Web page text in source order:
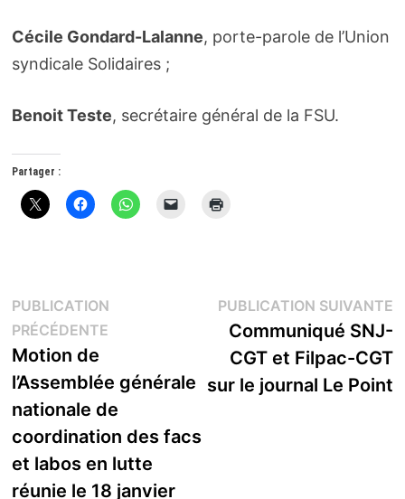
Cécile Gondard-Lalanne, porte-parole de l’Union
syndicale Solidaires ;
Benoit Teste, secrétaire général de la FSU.
Partager :
Navigation
de
l’article
PUBLICATION
PRÉCÉDENTEPublication
Motion de
l’Assemblée générale
nationale de
coordination des facs
et labos en lutte
réunie le 18 janvier
PUBLICATION SUIVANTE
Communiqué SNJ-
CGT et Filpac-CGT
sur le journal Le Point